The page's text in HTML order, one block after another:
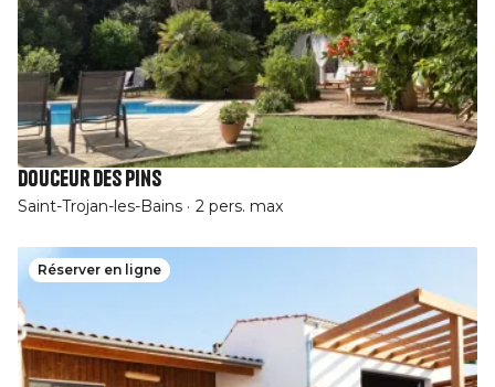
Douceur des Pins
Saint-Trojan-les-Bains 2 pers. max
Réserver en ligne